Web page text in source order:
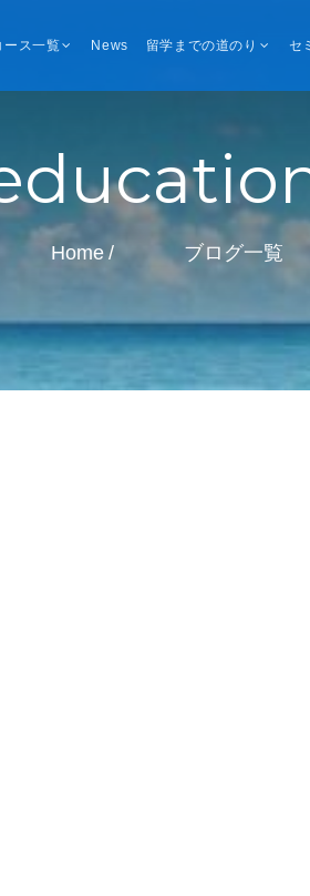
ース一覧 News 留学までの道のり セ
Home ブログ一覧